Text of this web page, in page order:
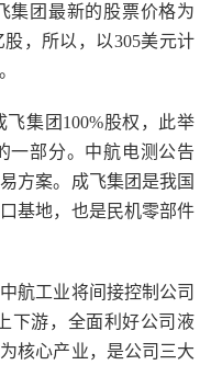
集团最新的股票价格为
，所以，以305美元计
集团100%股权，此举
一部分。中航电测公告
方案。成飞集团是我国
基地，也是民机零部件
航工业将间接控制公司
下游，全面利好公司液
核心产业，是公司三大